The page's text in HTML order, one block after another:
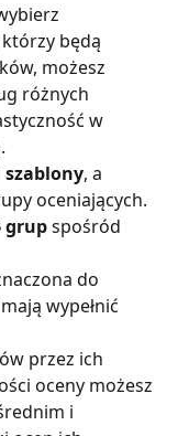
będą
możesz
różnych
w
szablony, a
oceniających.
grup spośród
do
wypełnić
przez ich
oceny możesz
i